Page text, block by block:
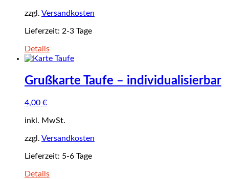
zzgl. Versandkosten
Lieferzeit: 2-3 Tage
Details
Grußkarte Taufe – individualisierbar
4,00 €
inkl. MwSt.
zzgl. Versandkosten
Lieferzeit: 5-6 Tage
Details